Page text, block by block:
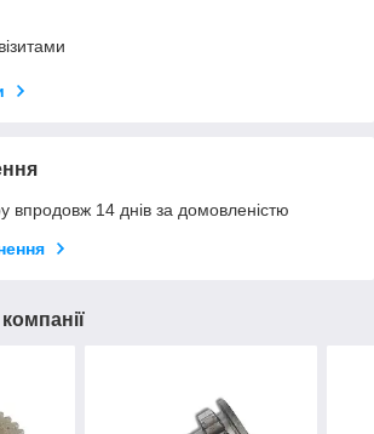
впродовж 14 днів за домовленістю